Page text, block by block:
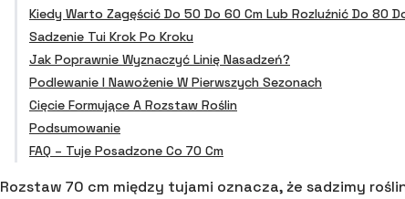
Kiedy Warto Zagęścić Do 50 Do 60 Cm Lub Rozluźnić Do 80
Sadzenie Tui Krok Po Kroku
Jak Poprawnie Wyznaczyć Linię Nasadzeń?
Podlewanie I Nawożenie W Pierwszych Sezonach
Cięcie Formujące A Rozstaw Roślin
Podsumowanie
FAQ – Tuje Posadzone Co 70 Cm
Rozstaw 70 cm między tujami oznacza, że sadzimy